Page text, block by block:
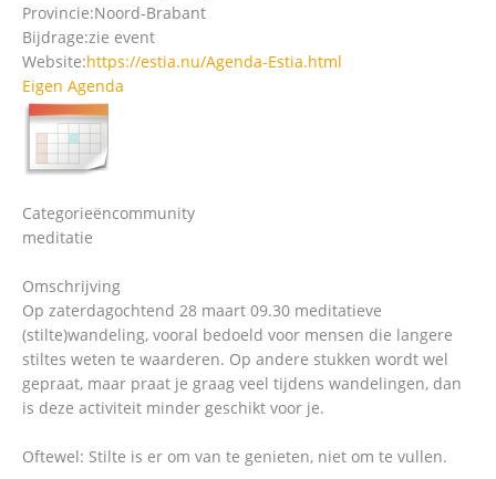
Provincie:Noord-Brabant
Bijdrage:zie event
Website:https://estia.nu/Agenda-Estia.html
Eigen Agenda
Categorieëncommunity
meditatie
Omschrijving
Op zaterdagochtend 28 maart 09.30 meditatieve
(stilte)wandeling, vooral bedoeld voor mensen die langere
stiltes weten te waarderen. Op andere stukken wordt wel
gepraat, maar praat je graag veel tijdens wandelingen, dan
is deze activiteit minder geschikt voor je.
Oftewel: Stilte is er om van te genieten, niet om te vullen.